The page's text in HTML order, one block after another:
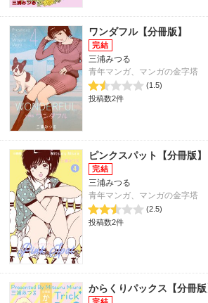
ワンダフル【分冊版】
三浦みつる
青年マンガ、マンガの金字塔
(1.5)
投稿数2件
ピンクスパット【分冊版】
三浦みつる
青年マンガ、マンガの金字塔
(2.5)
投稿数2件
からくりパックス【分冊版